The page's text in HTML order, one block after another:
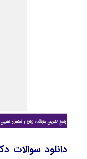
دانلود سوالات